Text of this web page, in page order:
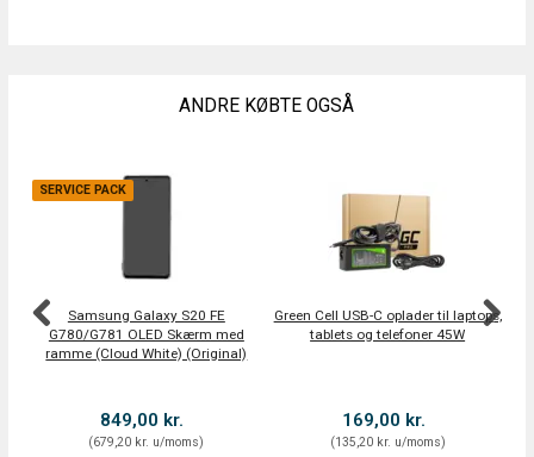
ANDRE KØBTE OGSÅ
SERVICE PACK
Samsung Galaxy S20 FE
G780/G781 OLED Skærm med
ramme (Cloud White) (Original)
849,00 kr.
(679,20 kr. u/moms)
Green Cell USB-C oplader til laptops,
tablets og telefoner 45W
169,00 kr.
(135,20 kr. u/moms)